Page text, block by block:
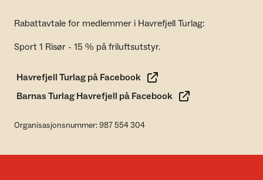
Rabattavtale for medlemmer i Havrefjell Turlag:
Sport 1 Risør - 15 % på friluftsutstyr.
Havrefjell Turlag på Facebook
Barnas Turlag Havrefjell på Facebook
Organisasjonsnummer: 987 554 304